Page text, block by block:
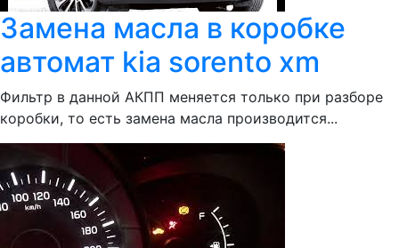
Замена масла в коробке
автомат kia sorento xm
Фильтр в данной АКПП меняется только при разборе
коробки, то есть замена масла производится...